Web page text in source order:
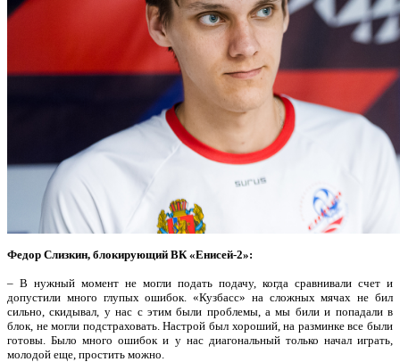
Федор Слизкин, блокирующий ВК «Енисей-2»:
– В нужный момент не могли подать подачу, когда сравнивали счет и
допустили много глупых ошибок. «Кузбасс» на сложных мячах не бил
сильно, скидывал, у нас с этим были проблемы, а мы били и попадали в
блок, не могли подстраховать. Настрой был хороший, на разминке все были
готовы. Было много ошибок и у нас диагональный только начал играть,
молодой еще, простить можно.